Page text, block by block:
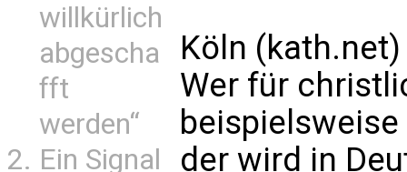
willkürlich
abgescha
fft
werden“
Ein Signal
Köln (kath.net)
Wer für
der wird in